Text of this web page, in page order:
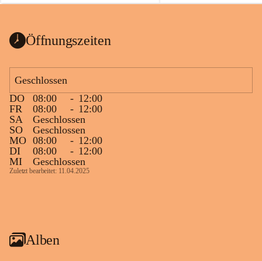
Öffnungszeiten
Geschlossen
DO
08:00 - 12:00
FR
08:00 - 12:00
SA
Geschlossen
SO
Geschlossen
MO 08:00 - 12:00
DI
08:00 - 12:00
MI
Geschlossen
Zuletzt bearbeitet: 11.04.2025
Alben